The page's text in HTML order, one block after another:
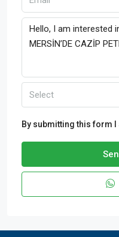
Select
By submitting this form